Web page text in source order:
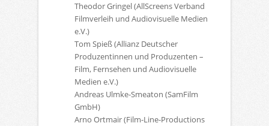
Theodor Gringel (AllScreens Verband
Filmverleih und Audiovisuelle Medien
e.V.)
Tom Spieß (Allianz Deutscher
Produzentinnen und Produzenten –
Film, Fernsehen und Audiovisuelle
Medien e.V.)
Andreas Ulmke-Smeaton (SamFilm
GmbH)
Arno Ortmair (Film-Line-Productions